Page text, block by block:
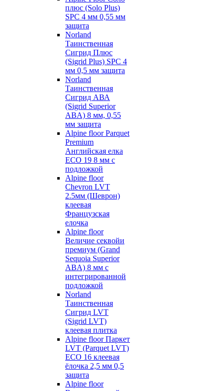
плюс (Solo Plus)
SPC 4 мм 0,55 мм
защита
Norland
Таинственная
Сигрид Плюс
(Sigrid Plus) SPC 4
мм 0,5 мм защита
Norland
Таинственная
Сигрид АВА
(Sigrid Superior
ABA) 8 мм, 0,55
мм защита
Alpine floor Parquet
Premium
Английская елка
ECO 19 8 мм с
подложкой
Alpine floor
Chevron LVT
2.5мм (Шеврон)
клеевая
Французская
елочка
Alpine floor
Величие секвойи
премиум (Grand
Sequoia Superior
ABA) 8 мм с
интегрированной
подложкой
Norland
Таинственная
Сигрид LVT
(Sigrid LVT)
клеевая плитка
Alpine floor Паркет
LVT (Parquet LVT)
ECO 16 клеевая
ёлочка 2,5 мм 0,5
защита
Alpine floor